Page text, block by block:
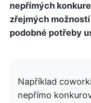
nepřímých
zřejmých
podobné potřeby
Například
nepřímo